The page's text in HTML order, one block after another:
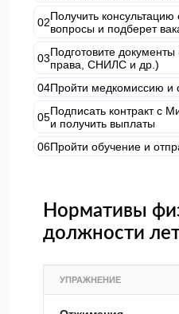
Получить консультацию
вопросы и подберет
Подготовите документы
права, СНИЛС и др.)
Пройти медкомиссию и
Подписать контракт с
и получить выплаты
Пройти обучение и
Нормативы
должности
УПРАЖНЕНИЕ